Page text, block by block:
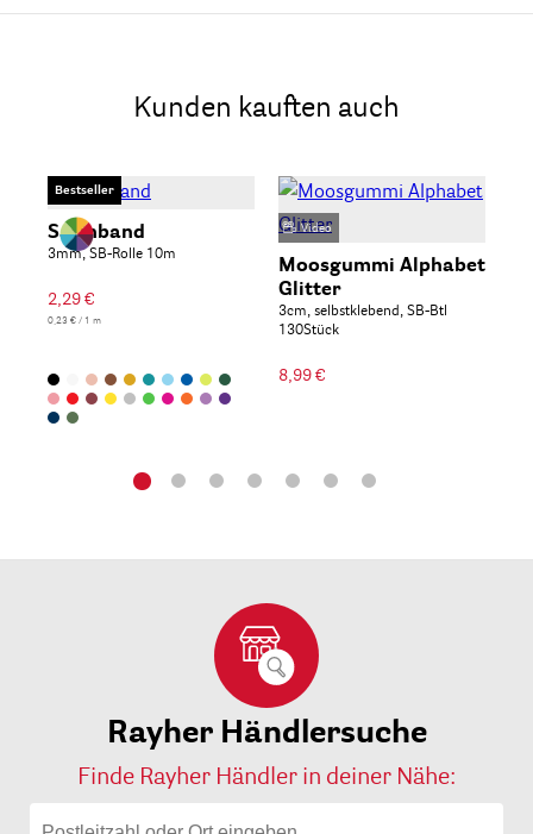
Kunden kauften auch
Bestseller
Satinband
3mm, SB-Rolle 10m
2,29 €
0,23 € / 1 m
Video
Moosgummi Alphabet
Glitter
3cm, selbstklebend, SB-Btl
130Stück
8,99 €
Rayher Händlersuche
Finde Rayher Händler in deiner Nähe: